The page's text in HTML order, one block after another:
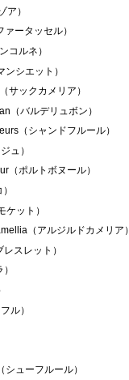
ア）
ータッセル）
コルネ）
シエット）
サックカメリア）
（バルデリュボン）
（シャンドフルール）
ュ）
（ポルトボヌール）
ット）
（アルジルドカメリア）
スレット）
ル）
ューフルール）